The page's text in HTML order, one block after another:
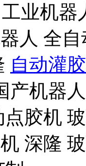
工业机器
人 全
自动灌
产机器人
点胶机
深隆